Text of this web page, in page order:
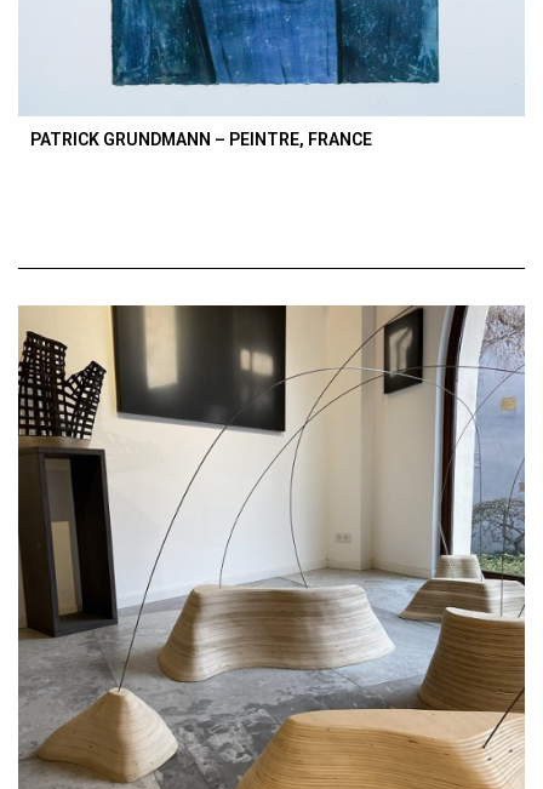
PATRICK GRUNDMANN – PEINTRE, FRANCE